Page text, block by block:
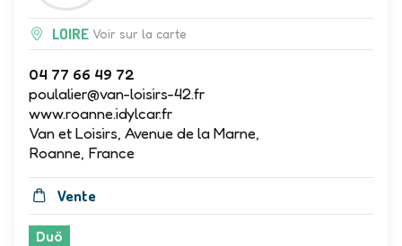
LOIRE Voir sur la carte
04 77 66 49 72
poulalier@van-loisirs-42.fr
www.roanne.idylcar.fr
Van et Loisirs, Avenue de la Marne,
Roanne, France
Vente
Duö